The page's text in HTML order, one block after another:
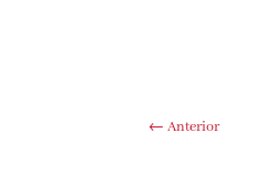
←Anterior